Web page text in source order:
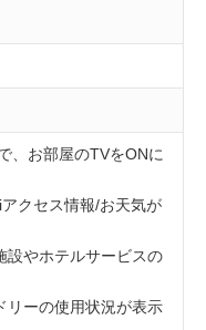
、お部屋のTVをONに
クセス情報/お天気が
設やホテルサービスの
リーの使用状況が表示